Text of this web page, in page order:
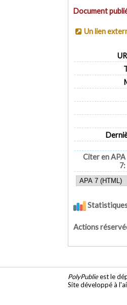
Document
Un lien
Citer en APA
7:
Actions
PolyPublieest le
Site développé à